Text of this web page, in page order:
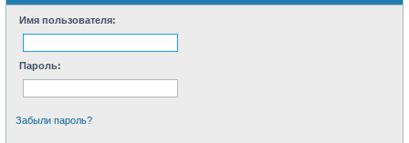
Имя пользователя:
Пароль:
Забыли пароль?